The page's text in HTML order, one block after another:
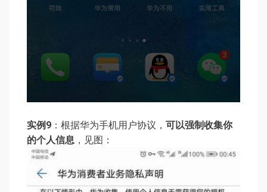
实例9 ：根据华为手机用户协议， 可以强制收集你
的个人信息 ，见图：